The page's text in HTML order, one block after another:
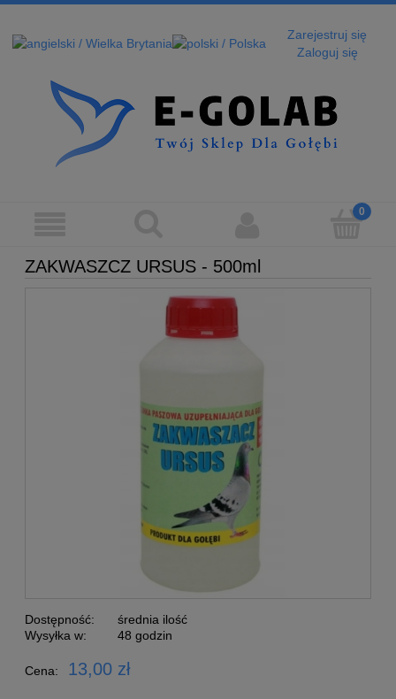
Zarejestruj się
Zaloguj się
ZAKWASZCZ URSUS - 500ml
Dostępność:
średnia ilość
Wysyłka w:
48 godzin
Cena: 13,00 zł